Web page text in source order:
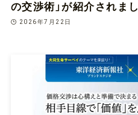
の交渉術」が紹介されま
2026年7月22日